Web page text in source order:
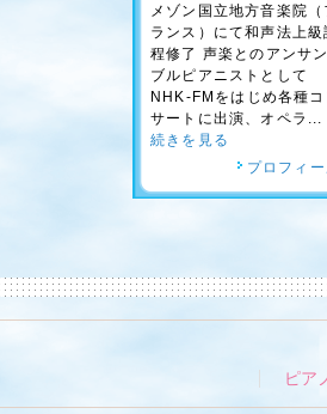
メゾン国立地方音楽院（
ランス）にて和声法上級
程修了 声楽とのアンサン
ブルピアニストとして
NHK-FMをはじめ各種コ
サートに出演、オペラ...
続きを見る
プロフィ
ピア